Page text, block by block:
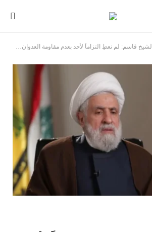
الشيخ قاسم: لم نعطِ التزاماً لأحد بعدم مقاومة العدوان… المستوطنات لن تكون آمنة وندعو السلطة لوقف هذه المهزلة